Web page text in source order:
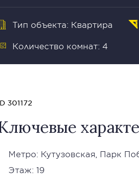
Тип объекта: Квартира
Количество комнат: 4
301172
Метро: Кутузовская Парк
Этаж: 19